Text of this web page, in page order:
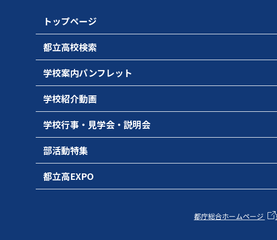
トップページ
都立高校検索
学校案内パンフレット
学校紹介動画
学校行事・見学会・説明会
部活動特集
都立高EXPO
都庁総合ホームページ